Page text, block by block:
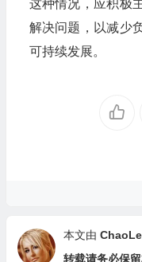
这种情况，应积极
解决问题，以减少
可持续发展。
本文由
转载请务必保留